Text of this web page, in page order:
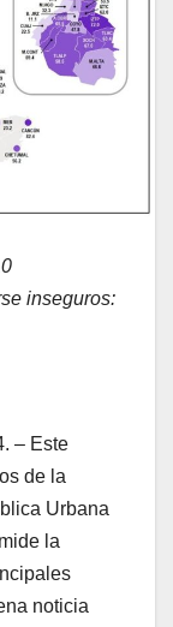
inseguros:
– Este
de la
Urbana
la
noticia